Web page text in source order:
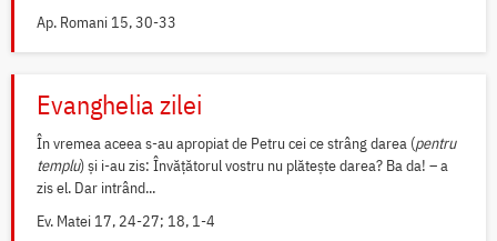
Ap. Romani 15, 30-33
Evanghelia zilei
În vremea aceea s-au apropiat de Petru cei ce strâng darea (pentru
templu) și i-au zis: Învățătorul vostru nu plătește darea? Ba da! – a
zis el. Dar intrând...
Ev. Matei 17, 24-27; 18, 1-4